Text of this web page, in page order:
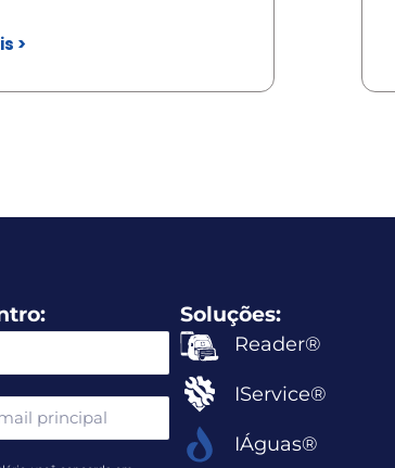
>
Soluções:
Reader®
IService®
IÁguas®